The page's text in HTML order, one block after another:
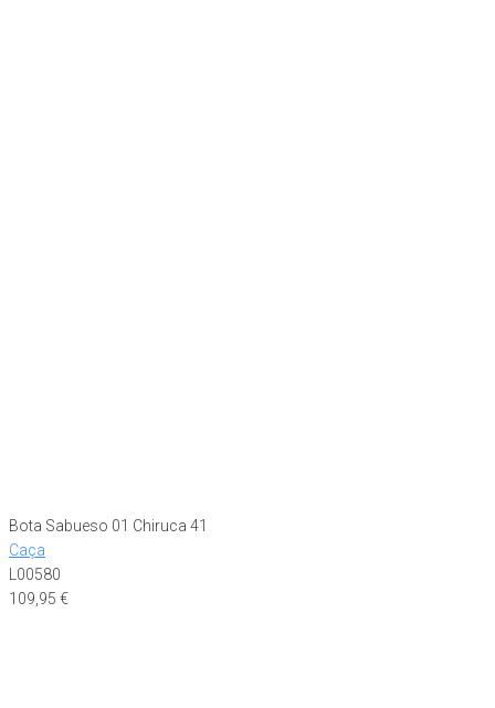
Bota Sabueso 01 Chiruca 41
Caça
L00580
109,95 €